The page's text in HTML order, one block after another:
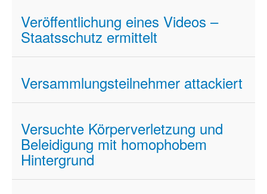
Veröffentlichung eines Videos –
Staatsschutz ermittelt
Versammlungsteilnehmer attackiert
Versuchte Körperverletzung und
Beleidigung mit homophobem
Hintergrund